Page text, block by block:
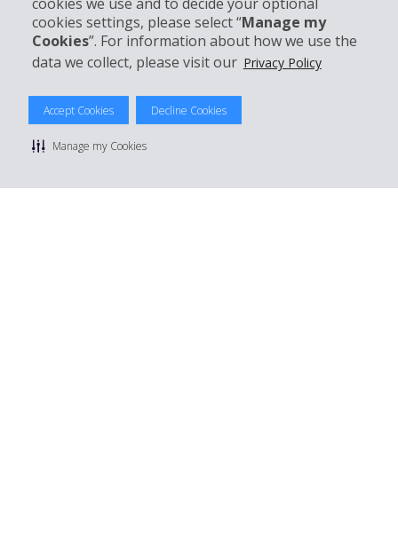
cookies we use and to decide your optional
cookies settings, please select “Manage my
Cookies”. For information about how we use the
data we collect, please visit our Privacy Policy
Accept Cookies Decline Cookies
Manage my Cookies
Mieten bei Hertz
© 2026 The Hertz System, Inc.
Datenschutzrichtlinie | Nutzungsbedingungen
Sitemap Cookies verwalten